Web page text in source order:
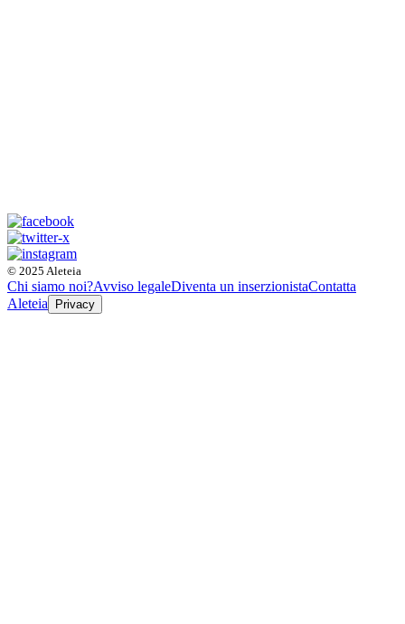
© 2025 Aleteia
Chi siamo noi?Avviso legaleDiventa un inserzionistaContatta
Aleteia
Privacy